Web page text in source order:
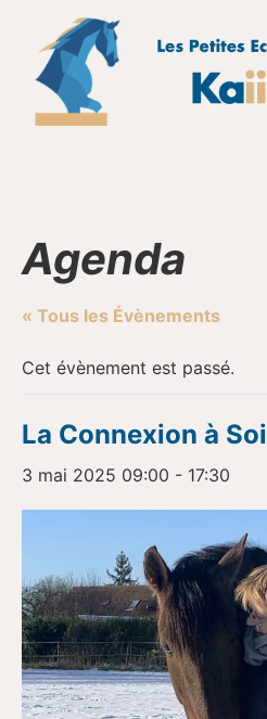
Agenda
« Tous les Évènements
Cet évènement est passé.
La Connexion à Soi
3 mai 2025 09:00 - 17:30